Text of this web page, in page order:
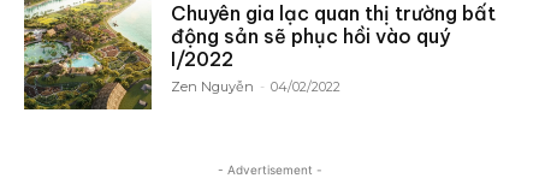
Chuyên gia lạc quan thị trường bất
động sản sẽ phục hồi vào quý
I/2022
Zen Nguyễn - 04/02/2022
- Advertisement -